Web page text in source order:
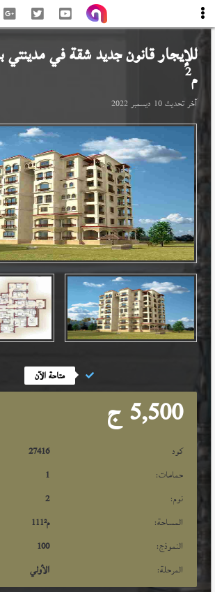
للإيجار قانون جديد شقة فيمدينتي
م2
آخر تحديث10 ديسمبر 2022
متاحة الآن
5,500 ج
كود
27416
حمامات:
1
نوم:
2
المساحة:
111 م²
النموذج:
100
المرحلة:
الأولي